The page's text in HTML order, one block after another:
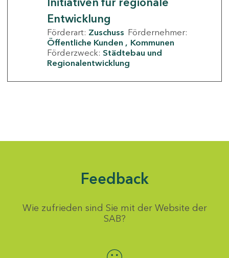
Entwicklung
Förderart: Zuschuss Fördernehmer:
Öffentliche Kunden
Kommunen
Förderzweck: Städtebau und
Regionalentwicklung
Feedback
Wie zufrieden sind Sie mit der Website der
SAB?
Bewertung auswählen